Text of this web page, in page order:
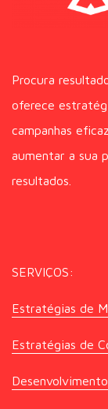
Procura
oferece
campanhas
aumentar a sua
resultados.
SERVIÇOS:
Estratégias de
Estratégias de